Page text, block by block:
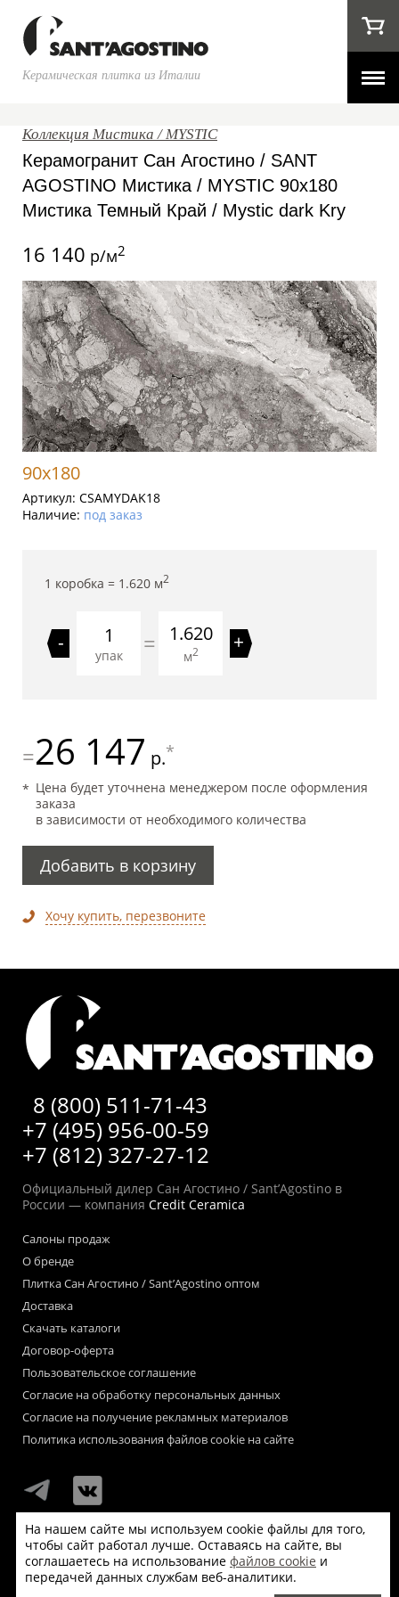
Керамическая плитка из Италии
Коллекция Мистика / MYSTIC
Керамогранит Сан Агостино / SANT
AGOSTINO Мистика / MYSTIC 90x180
Мистика Темный Край / Mystic dark Kry
16 140 р/м2
90x180
Артикул: CSAMYDAK18
Наличие: под заказ
1 коробка = 1.620 м2
-
упак = 1.620
м2 +
=26 147 р.*
Цена будет уточнена менеджером после оформления
заказа
в зависимости от необходимого количества
Добавить в корзину
Хочу купить, перезвоните
8 (800) 511-71-43
+7 (495) 956-00-59
+7 (812) 327-27-12
Официальный дилер Сан Агостино / Sant’Agostino в
России — компания Credit Ceramica
Салоны продаж
О бренде
Плитка Сан Агостино / Sant’Agostino оптом
Доставка
Скачать каталоги
Договор-оферта
Пользовательское соглашение
Согласие на обработку персональных данных
Согласие на получение рекламных материалов
Политика использования файлов cookie на сайте
Мы используем файлы «cookie» для функционирования сайта.
Если Вас это не устраивает, пожалуйста, покиньте сайт.
На нашем сайте мы используем cookie файлы для того,
чтобы сайт работал лучше. Оставаясь на сайте, вы
соглашаетесь на использование файлов cookie и
передачей данных службам веб-аналитики.